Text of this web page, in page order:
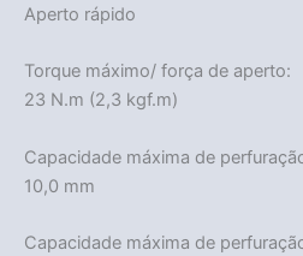
Aperto rápido
Torque máximo/ força de aperto:
23 N.m (2,3 kgf.m)
Capacidade máxima de
10,0 mm
Capacidade máxima de